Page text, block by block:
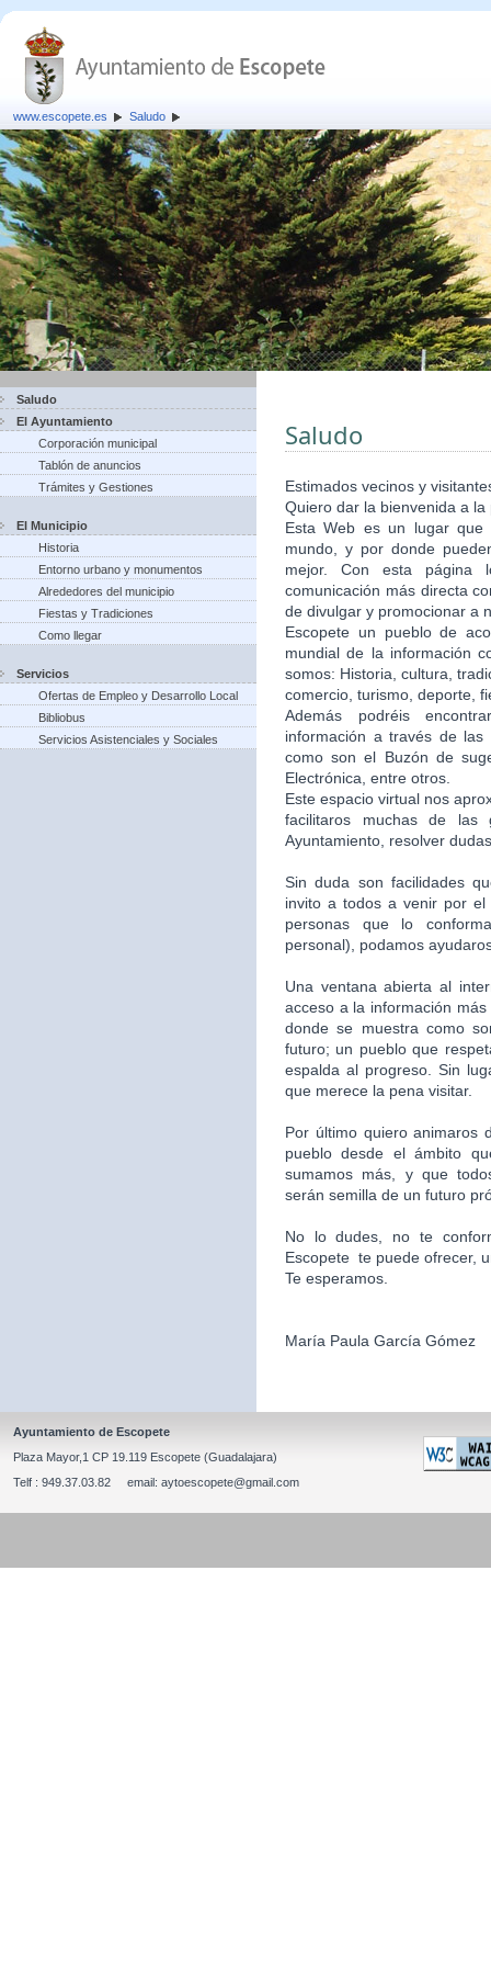
www.escopete.es Saludo
Saludo
El Ayuntamiento
Corporación municipal
Tablón de anuncios
Trámites y Gestiones
El Municipio
Historia
Entorno urbano y monumentos
Alrededores del municipio
Fiestas y Tradiciones
Como llegar
Servicios
Ofertas de Empleo y Desarrollo Local
Bibliobus
Servicios Asistenciales y Sociales
Saludo
Estimados vecinos y
Quiero dar la bienvenida a
Esta Web es un lugar
mundo, y por donde
mejor. Con esta página
comunicación más directa
de divulgar y promocionar a
Escopete un pueblo de
mundial de la información
somos: Historia, cultura,
comercio, turismo, deporte,
Además podréis
información a través de
como son el Buzón de
Electrónica, entre otros.
Este espacio virtual nos
facilitaros muchas de
Ayuntamiento, resolver
Sin duda son facilidades
invito a todos a venir por
personas que lo
personal), podamos
Una ventana abierta al
acceso a la información
donde se muestra como
futuro; un pueblo que
espalda al progreso. Sin
que merece la pena visitar.
Por último quiero animaros
pueblo desde el ámbito
sumamos más, y que
serán semilla de un futuro
No lo dudes, no te
Escopete te puede ofrecer,
Te esperamos.
María Paula García Gómez
Ayuntamiento de Escopete
Plaza Mayor,1 CP 19.119 Escopete (Guadalajara)
Telf : 949.37.03.82 email: aytoescopete@gmail.com